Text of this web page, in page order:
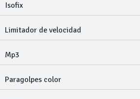
Isofix
Limitador de velocidad
Mp3
Paragolpes color